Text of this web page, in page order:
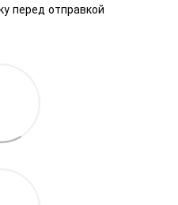
перед отправкой